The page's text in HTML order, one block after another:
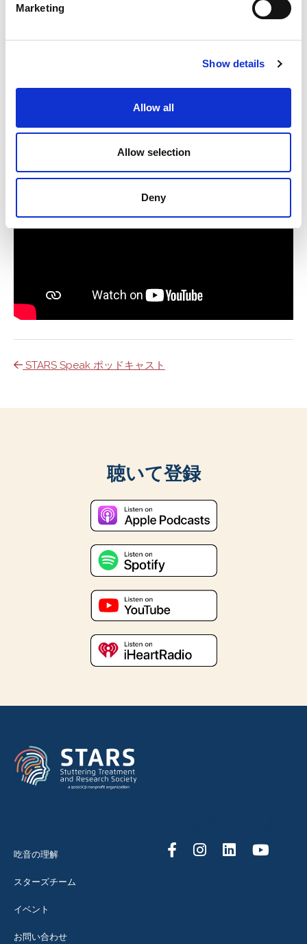
Marketing
Show details
Allow all
Allow selection
Deny
的な道のり
吃音のある若者の自信を忍耐がいかに形成す
るか
STARS Speak ポッドキャスト
聴いて登録
吃音の理解
スターズチーム
イベント
お問い合わせ